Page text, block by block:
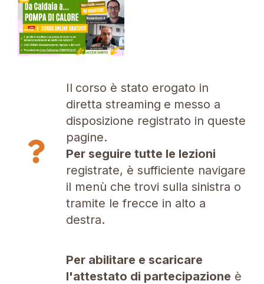
Il corso è stato erogato in
diretta streaming e messo a
disposizione registrato in queste
pagine.
Per seguire tutte le lezioni
registrate, è sufficiente navigare
il menù che trovi sulla sinistra o
tramite le frecce in alto a
destra.
Per abilitare e scaricare
l'attestato di partecipazione è